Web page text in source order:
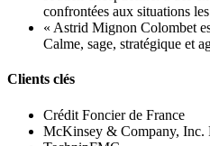
confrontées aux situations
« Astrid Mignon Colombet
Calme, sage, stratégique et
Clients clés
Crédit Foncier de France
McKinsey & Company, Inc.